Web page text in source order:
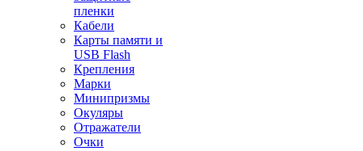
пленки
Кабели
Карты памяти и
USB Flash
Крепления
Марки
Минипризмы
Окуляры
Отражатели
Очки